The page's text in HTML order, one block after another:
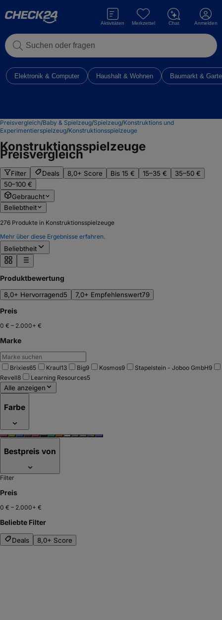
Suchen oder fragen
Aktivitäten Merkzettel Chat Anmelden
Elektronik & Computer Haushalt & Wohnen Baumarkt &
Preisvergleich/Baby & Spielzeug/Spielzeug/Konstruktions und
Experimentierspielzeug/Konstruktionsspielzeuge
Konstruktionsspielzeuge
Preisvergleich
Filter Deals 8,0+ Score Bis 15 € 15–35 €
35–50 €
50–100 €
Gebraucht
Beliebtheit
276 Produkte in Konstruktionsspielzeuge
Mehr über diese Ergebnisse erfahren.
Beliebtheit
Produktbewertung
8,0+ Hervorragend5 7,0+ Empfehlenswert79
Preis
0 € – 2.000+ €
Marke
Brixies65 Kraul13 Big9 Kosmos9 Stapelstein - Joboo GmbH9
Revell8 Learning Resources5
Alle anzeigen
Farbe
Bestpreis von
Filter
Preis
0 € – 2.000+ €
Beliebte Filter
Deals 8,0+ Score